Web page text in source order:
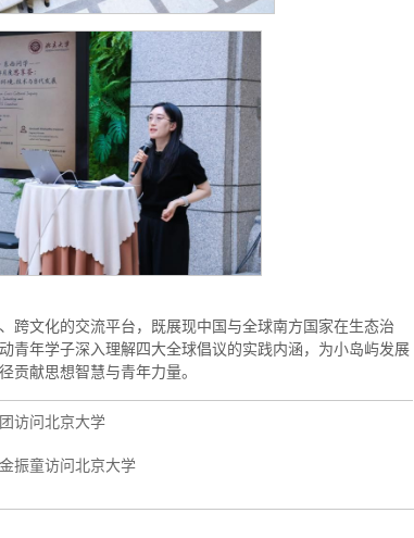
跨文化的交流平台，既展现中国与全球南方国家在生态治
青年学子深入理解四大全球倡议的实践内涵，为小岛屿发展
贡献思想智慧与青年力量。
访问北京大学
振童访问北京大学